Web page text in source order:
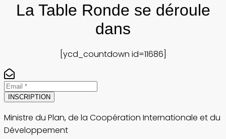
La Table Ronde se déroule
dans
[ycd_countdown id=11686]
INSCRIPTION
Ministre du Plan, de la Coopération Internationale et du
Développement